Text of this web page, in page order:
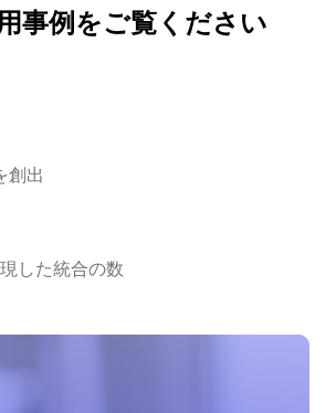
事例をご覧ください
創出
した統合の数
hybrid environment
もり - 数日ではなく数時間で